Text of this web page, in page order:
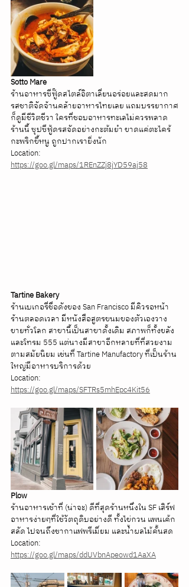
Sotto Mare
ร้านอาหารซีฟู๊ดสไตล์อิตาเลี่ยนอร่อยและสดมาก
รสชาติจัดจ้านคล้ายอาหารไทยเลย แถมบรรยากาศ
ก็ดูมีชีวิตชีวา ใครที่ชอบอาหารทะเลไม่ควรพลาด
ร้านนี้ ซุปซีฟู้ดรสจัดอย่างกะต้มยำ ขาดแค่ตะไคร้
กะพริกขี้หนู ถูกปากเรายิ่งนัก
Location:
https://goo.gl/maps/1REnZZj8jYD59aj58
Tartine Bakery
ร้านเบเกอรี่ชื่อดังของ San Francisco มีคิวรอหน้า
ร้านตลอดเวลา มีหนังสือสูตรขนมของตัวเองวาง
ขายทั่วโลก สาขานี้เป็นสาขาดั้งเดิม สภาพก็ทั้งขลัง
และโทรม 555 แต่นางมีสาขาอีกหลายที่ที่สวยงาม
ตามสมัยนิยม เช่นที่ Tartine Manufactory ที่เป็นร้าน
ใหญ่มีอาหารบริการด้วย
Location:
https://goo.gl/maps/SFTRs5mhEpc4Kit56
Plow
ร้านอาหารเช้าที่ (น่าจะ) ดีที่สุดร้านหนึ่งใน SF เสิร์ฟ
อาหารง่ายๆที่ใช้วัตถุดิบอย่างดี ทั้งไข่กวน แพนเค้ก
สลัด ไปจนถึงชากาแฟพรีเมี่ยม และน้ำผลไม้คั้นสด
Location:
https://goo.gl/maps/ddUVbnApeowd1AaXA